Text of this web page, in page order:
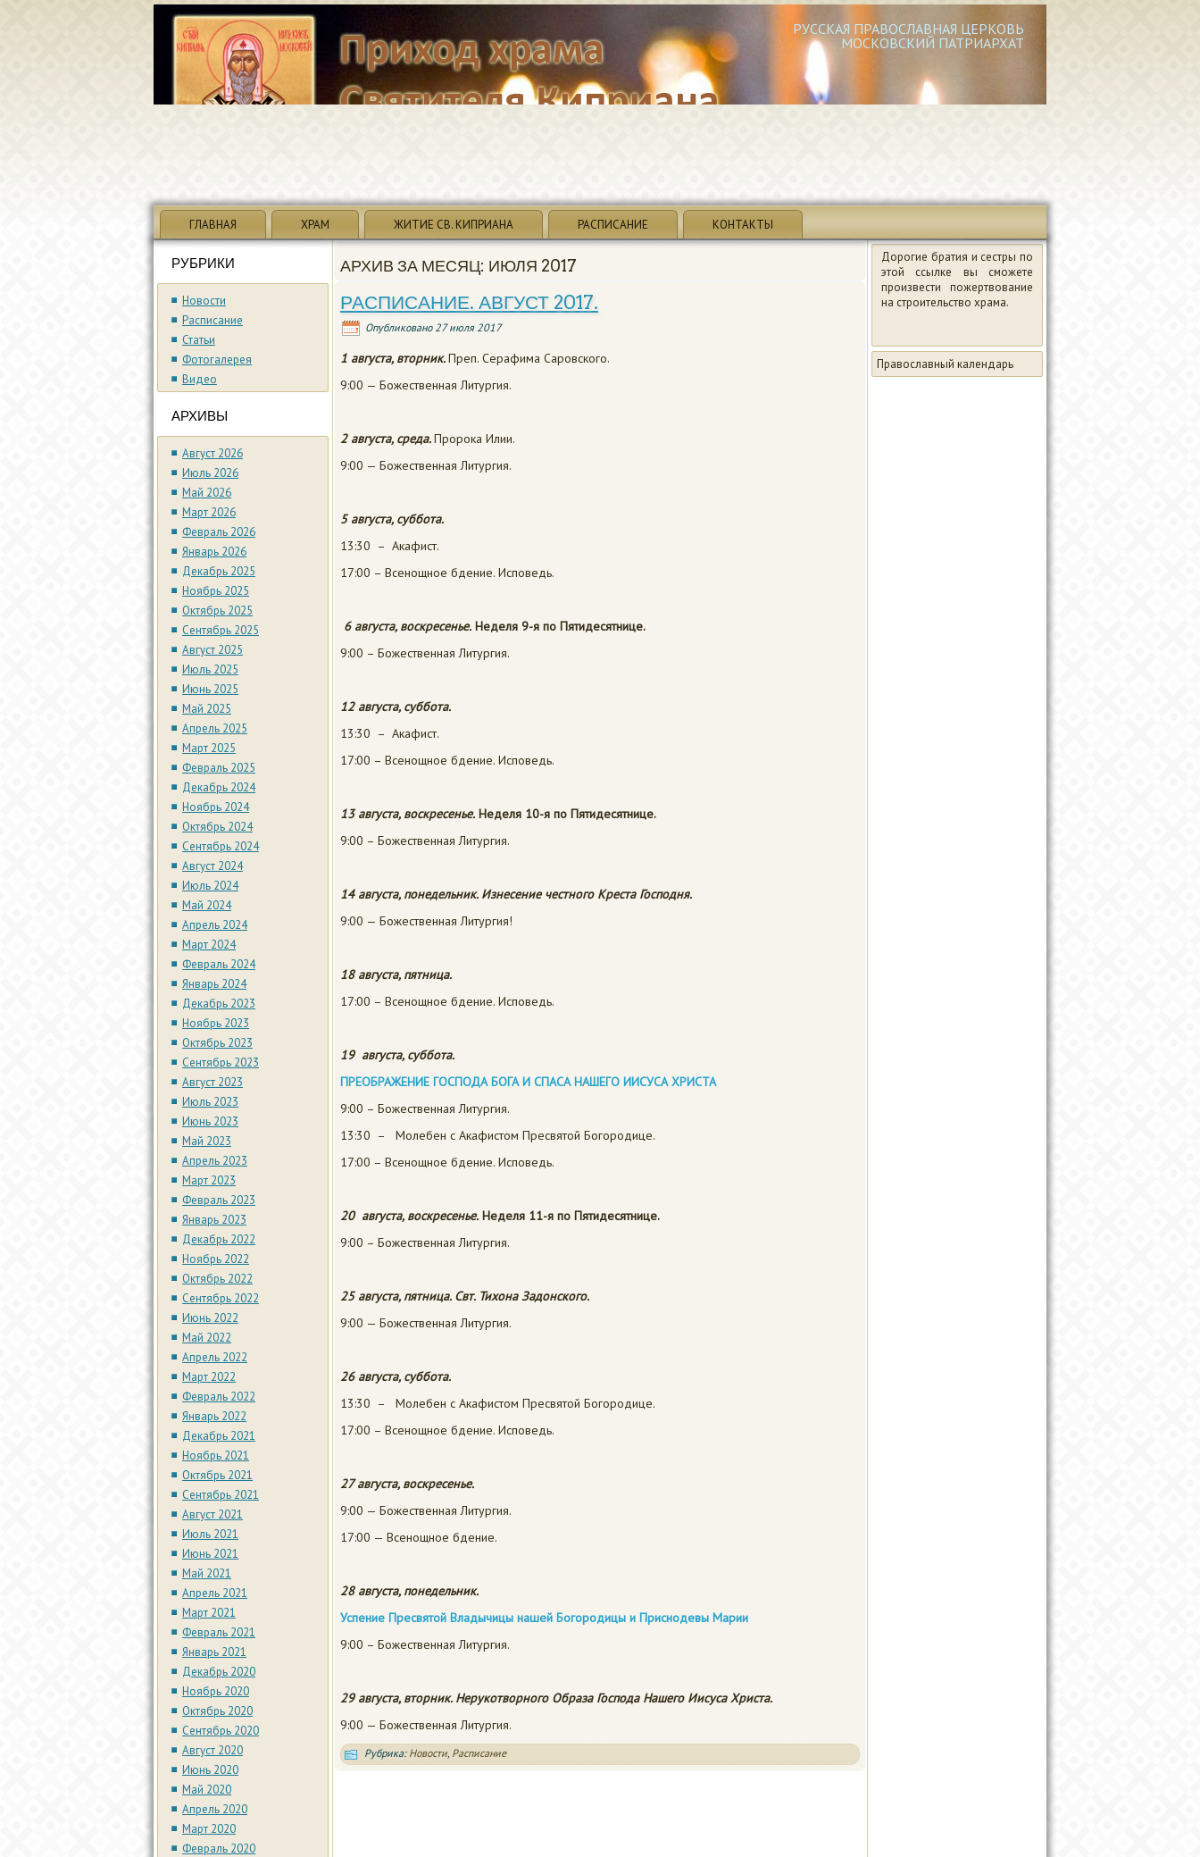
РУССКАЯ ПРАВОСЛАВНАЯ ЦЕРКОВЬ
МОСКОВСКИЙ ПАТРИАРХАТ
ГЛАВНАЯ ХРАМ ЖИТИЕ СВ. КИПРИАНА РАСПИСАНИЕ КОНТАКТЫ
РУБРИКИ
Новости
Расписание
Статьи
Фотогалерея
Видео
АРХИВЫ
Август 2026
Июль 2026
Май 2026
Март 2026
Февраль 2026
Январь 2026
Декабрь 2025
Ноябрь 2025
Октябрь 2025
Сентябрь 2025
Август 2025
Июль 2025
Июнь 2025
Май 2025
Апрель 2025
Март 2025
Февраль 2025
Декабрь 2024
Ноябрь 2024
Октябрь 2024
Сентябрь 2024
Август 2024
Июль 2024
Май 2024
Апрель 2024
Март 2024
Февраль 2024
Январь 2024
Декабрь 2023
Ноябрь 2023
Октябрь 2023
Сентябрь 2023
Август 2023
Июль 2023
Июнь 2023
Май 2023
Апрель 2023
Март 2023
Февраль 2023
Январь 2023
Декабрь 2022
Ноябрь 2022
Октябрь 2022
Сентябрь 2022
Июнь 2022
Май 2022
Апрель 2022
Март 2022
Февраль 2022
Январь 2022
Декабрь 2021
Ноябрь 2021
Октябрь 2021
Сентябрь 2021
Август 2021
Июль 2021
Июнь 2021
Май 2021
Апрель 2021
Март 2021
Февраль 2021
Январь 2021
Декабрь 2020
Ноябрь 2020
Октябрь 2020
Сентябрь 2020
Август 2020
Июнь 2020
Май 2020
Апрель 2020
Март 2020
Февраль 2020
АРХИВ ЗА МЕСЯЦ: ИЮЛЯ 2017
РАСПИСАНИЕ. АВГУСТ 2017.
Опубликовано 27 июля 2017
1 августа, вторник.Преп. Серафима Саровского.
9:00 — Божественная Литургия.
2 августа, среда.Пророка Илии.
9:00 — Божественная Литургия.
5 августа, суббота.
13:30 – Акафист.
17:00 – Всенощное бдение. Исповедь.
6 августа, воскресенье. Неделя 9-я по Пятидесятнице.
9:00 – Божественная Литургия.
12 августа, суббота.
13:30 – Акафист.
17:00 – Всенощное бдение. Исповедь.
13 августа, воскресенье. Неделя 10-я по Пятидесятнице.
9:00 – Божественная Литургия.
14 августа, понедельник. Изнесение честного Креста Господня.
9:00 — Божественная Литургия!
18 августа, пятница.
17:00 – Всенощное бдение. Исповедь.
19 августа, суббота.
ПРЕОБРАЖЕНИЕ ГОСПОДА БОГА И СПАСА НАШЕГО ИИСУСА ХРИСТА
9:00 – Божественная Литургия.
13:30 – Молебен с Акафистом Пресвятой Богородице.
17:00 – Всенощное бдение. Исповедь.
20 августа, воскресенье. Неделя 11-я по Пятидесятнице.
9:00 – Божественная Литургия.
25 августа, пятница. Свт. Тихона Задонского.
9:00 — Божественная Литургия.
26 августа, суббота.
13:30 – Молебен с Акафистом Пресвятой Богородице.
17:00 – Всенощное бдение. Исповедь.
27 августа, воскресенье.
9:00 — Божественная Литургия.
17:00 — Всенощное бдение.
28 августа, понедельник.
Успение Пресвятой Владычицы нашей Богородицы и Приснодевы Марии
9:00 – Божественная Литургия.
29 августа, вторник. Нерукотворного Образа Господа Нашего Иисуса Христа.
9:00 — Божественная Литургия.
Рубрика: Новости, Расписание
Дорогие братия и сестры по
этой ссылке вы сможете
произвести пожертвование
на строительство храма.
Православный календарь